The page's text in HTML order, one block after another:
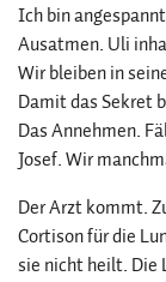
Ich bin
Ausatmen. Uli
Wir bleiben in
Damit das Sekret
Das Annehmen.
Josef. Wir
Der Arzt kommt.
Cortison für die
sie nicht heilt. Die